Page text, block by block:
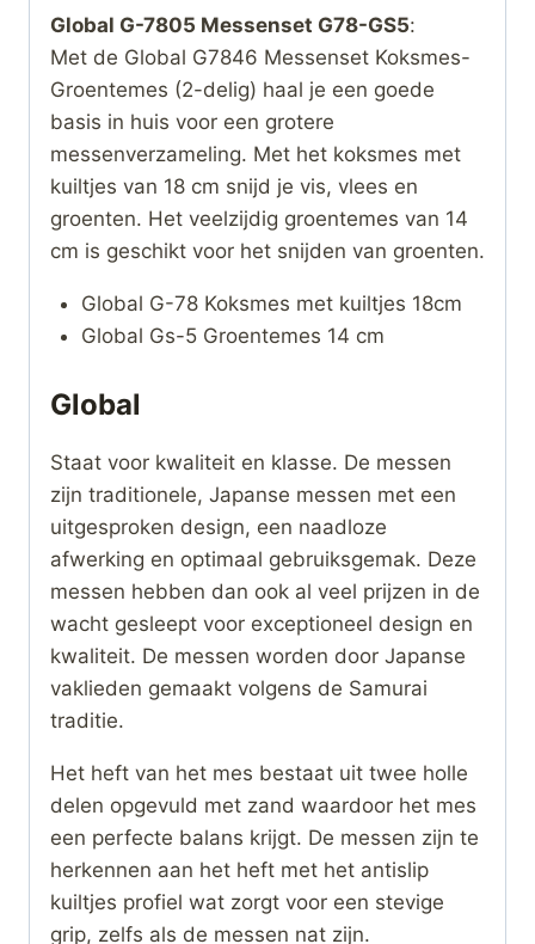
Global G-7805 Messenset G78-GS5:
Met de Global G7846 Messenset Koksmes-
Groentemes (2-delig) haal je een goede
basis in huis voor een grotere
messenverzameling. Met het koksmes met
kuiltjes van 18 cm snijd je vis, vlees en
groenten. Het veelzijdig groentemes van 14
cm is geschikt voor het snijden van groenten.
Global G-78 Koksmes met kuiltjes 18cm
Global Gs-5 Groentemes 14 cm
Global
Staat voor kwaliteit en klasse. De messen
zijn traditionele, Japanse messen met een
uitgesproken design, een naadloze
afwerking en optimaal gebruiksgemak. Deze
messen hebben dan ook al veel prijzen in de
wacht gesleept voor exceptioneel design en
kwaliteit. De messen worden door Japanse
vaklieden gemaakt volgens de Samurai
traditie.
Het heft van het mes bestaat uit twee holle
delen opgevuld met zand waardoor het mes
een perfecte balans krijgt. De messen zijn te
herkennen aan het heft met het antislip
kuiltjes profiel wat zorgt voor een stevige
grip, zelfs als de messen nat zijn.